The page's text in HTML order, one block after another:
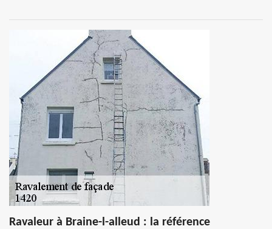
Ravaleur à Braine-l-alleud : la référence